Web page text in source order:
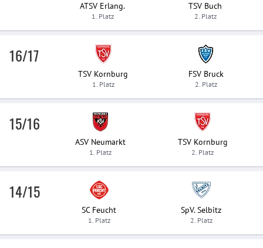
ATSV Erlang.
1. Platz
TSV Buch
2. Platz
16/17
TSV Kornburg
1. Platz
FSV Bruck
2. Platz
15/16
ASV Neumarkt
1. Platz
TSV Kornburg
2. Platz
14/15
SC Feucht
1. Platz
SpV. Selbitz
2. Platz